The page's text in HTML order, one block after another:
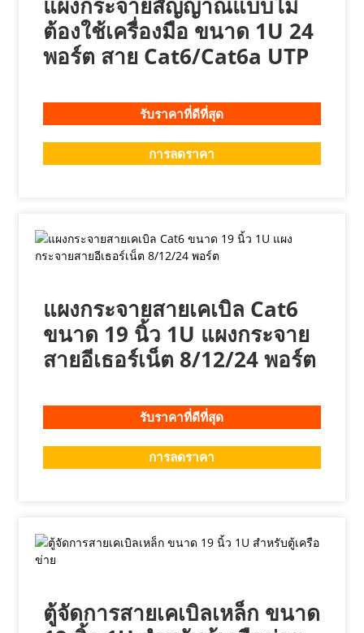
ต้องใช้เครื่องมือ ขนาด 1U 24
พอร์ต สาย Cat6/Cat6a UTP
รับราคาที่ดีที่สุด
การลดราคา
แผงกระจายสายเคเบิล Cat6
ขนาด 19 นิ้ว 1U แผงกระจาย
สายอีเธอร์เน็ต 8/12/24 พอร์ต
รับราคาที่ดีที่สุด
การลดราคา
ตู้จัดการสายเคเบิลเหล็ก ขนาด